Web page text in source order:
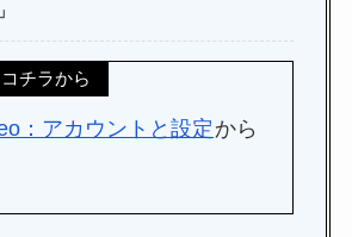
チラから
：アカウントと設定 から